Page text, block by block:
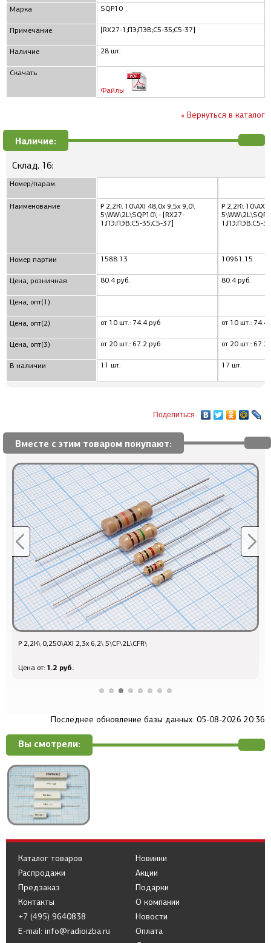
Марка
Примечание
Наличие
Скачать
SQP10
[RX27-1;ПЭ;ПЭВ;С5-35;С5-37]
28 шт.
Файлы
« Вернуться в каталог
Наличие:
Склад, 16:
Номер/парам.
Наименование
Номер партии
Цена, розничная
Цена, опт(1)
Цена, опт(2)
Цена, опт(3)
В наличии
Р 2,2К\ 10\AXI 48,0x 9,5x 9,0\
5\WW\2L\SQP10\ - [RX27-
1;ПЭ;ПЭВ;С5-35;С5-37]
1588.13
80.4 руб.
от 10 шт.: 74.4 руб
от 20 шт.: 67.2 руб
11 шт.
Р 2,2К\ 10\AXI
1;ПЭ;ПЭВ;С5-
10961.15
80.4 руб.
от 10 шт.: 74.4
от 20 шт.: 67.2
17 шт.
Поделиться
Вместе с этим товаром покупают:
Р 2,2К\ 0,250\AXI 2,3x 6,2\ 5\CF\2L\CFR\
Цена от: 1.2 руб.
Последнее обновление базы данных: 05-08-2026 20:36
Вы смотрели:
Каталог товаров
Распродажи
Предзаказ
Новинки
Акции
Подарки
Контакты
+7 (495) 9640838
E-mail: info@radioizba.ru
О компании
Новости
Оплата